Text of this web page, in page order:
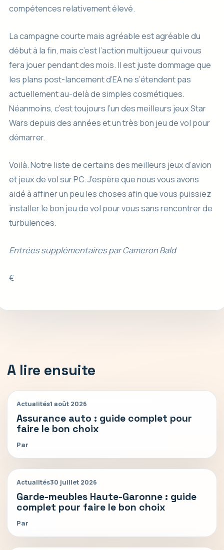
compétences relativement élevé.
La campagne courte mais agréable est agréable du
début à la fin, mais c’est l’action multijoueur qui vous
fera jouer pendant des mois. Il est juste dommage que
les plans post-lancement d’EA ne s’étendent pas
actuellement au-delà de simples cosmétiques.
Néanmoins, c’est toujours l’un des meilleurs jeux Star
Wars depuis des années et un très bon jeu de vol pour
démarrer.
Voilà. Notre liste de certains des meilleurs jeux d’avion
et jeux de vol sur PC. J’espère que nous vous avons
aidé à affiner un peu les choses afin que vous puissiez
installer le bon jeu de vol pour vous sans rencontrer de
turbulences.
Entrées supplémentaires par Cameron Bald
€
A lire ensuite
Actualités1 août 2026
Assurance auto : guide complet pour
faire le bon choix
Par
Actualités30 juillet 2026
Garde-meubles Haute-Garonne : guide
complet pour faire le bon choix
Par